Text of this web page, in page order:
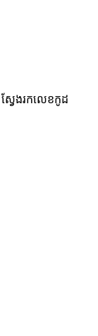
ែងរកលេខកូដ